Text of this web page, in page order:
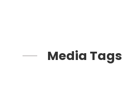
Media Tags